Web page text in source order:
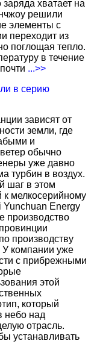
хватает на
решили
элементы с
переходит из
поглощая тепло.
в течение
...>>
в серию
зависят от
земли, где
и
обычно
уже давно
турбин в воздух.
шаг в этом
к мелкосерийному
Yunchuan Energy
производство
производству
У компании уже
с прибрежными
этой
который
небо над
отрасль.
устанавливать